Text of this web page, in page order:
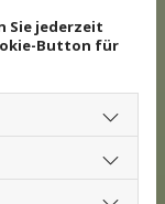
Sie jederzeit
Button für